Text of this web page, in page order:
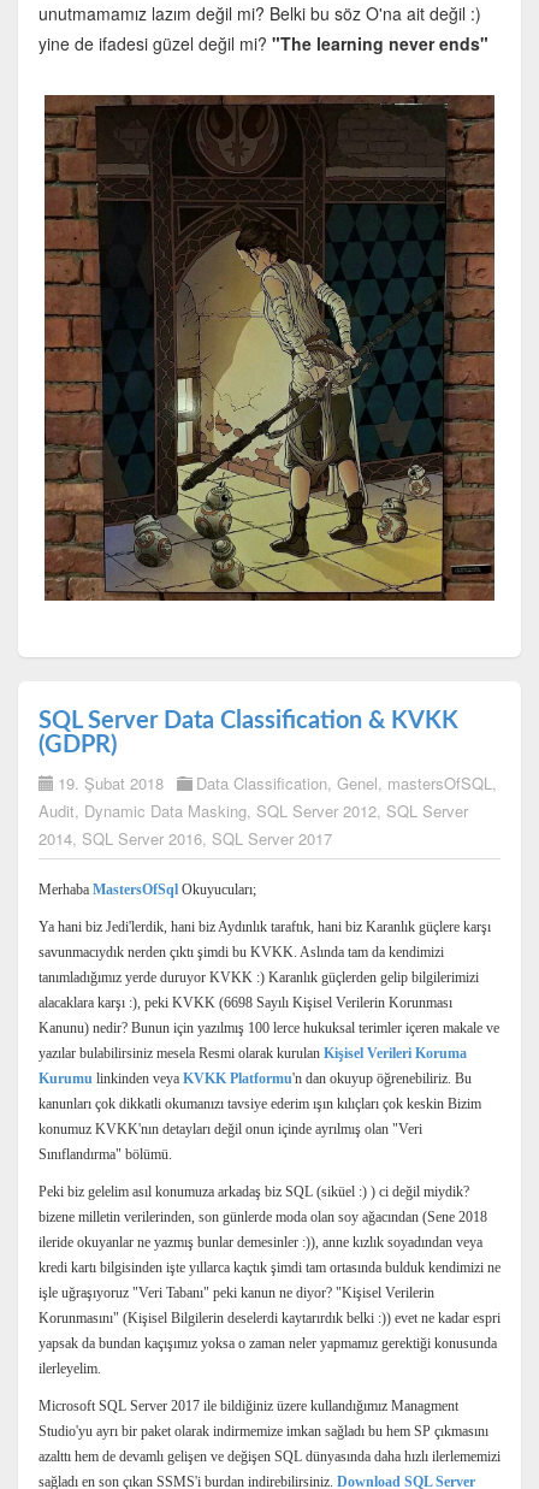
unutmamamız lazım değil mi? Belki bu söz O'na ait değil :)
yine de ifadesi güzel değil mi? "The learning never ends"
SQL Server Data Classification & KVKK
(GDPR)
19. Şubat 2018 Data Classification, Genel, mastersOfSQL,
Audit, Dynamic Data Masking, SQL Server 2012, SQL Server
2014, SQL Server 2016, SQL Server 2017
Merhaba MastersOfSqlOkuyucuları;
Ya hani biz Jedi'lerdik, hani biz Aydınlık taraftık, hani biz Karanlık güçlere karşı
savunmacıydık nerden çıktı şimdi bu KVKK. Aslında tam da kendimizi
tanımladığımız yerde duruyor KVKK :) Karanlık güçlerden gelip bilgilerimizi
alacaklara karşı :), peki KVKK (6698 Sayılı Kişisel Verilerin Korunması
Kanunu) nedir? Bunun için yazılmış 100 lerce hukuksal terimler içeren makale ve
yazılar bulabilirsiniz mesela Resmi olarak kurulan Kişisel Verileri Koruma
Kurumu linkinden veya KVKK Platformu'n dan okuyup öğrenebiliriz. Bu
kanunları çok dikkatli okumanızı tavsiye ederim ışın kılıçları çok keskin Bizim
konumuz KVKK'nın detayları değil onun içinde ayrılmış olan "Veri
Sınıflandırma" bölümü.
Peki biz gelelim asıl konumuza arkadaş biz SQL (siküel :) ) ci değil miydik?
bizene milletin verilerinden, son günlerde moda olan soy ağacından (Sene 2018
ileride okuyanlar ne yazmış bunlar demesinler :)), anne kızlık soyadından veya
kredi kartı bilgisinden işte yıllarca kaçtık şimdi tam ortasında bulduk kendimizi ne
işle uğraşıyoruz "Veri Tabanı" peki kanun ne diyor? "Kişisel Verilerin
Korunmasını" (Kişisel Bilgilerin deselerdi kaytarırdık belki :)) evet ne kadar espri
yapsak da bundan kaçışımız yoksa o zaman neler yapmamız gerektiği konusunda
ilerleyelim.
Microsoft SQL Server 2017 ile bildiğiniz üzere kullandığımız Managment
Studio'yu ayrı bir paket olarak indirmemize imkan sağladı bu hem SP çıkmasını
azalttı hem de devamlı gelişen ve değişen SQL dünyasında daha hızlı ilerlememizi
sağladı en son çıkan SSMS'i burdan indirebilirsiniz. Download SQL Server